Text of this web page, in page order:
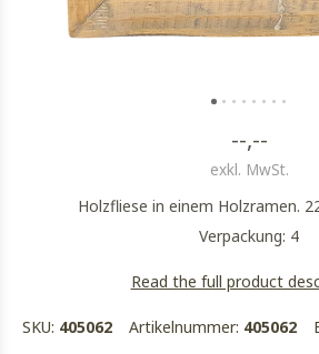
--,--
exkl. MwSt.
Holzfliese in einem Holzramen.
Verpackung: 4
Read the full product
SKU: 405062 Artikelnummer: 405062